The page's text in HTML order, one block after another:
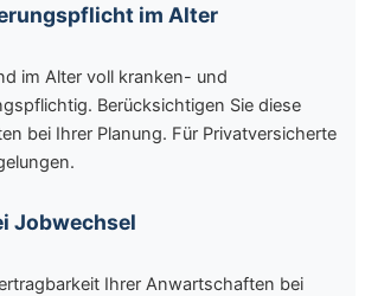
im Alter
im Alter voll kranken- und
Berücksichtigen Sie diese
bei Ihrer Planung. Für Privatversicherte
Jobwechsel
Ihrer Anwartschaften bei